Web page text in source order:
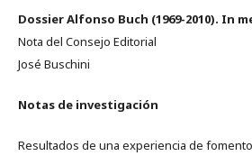
Dossier Alfonso Buch (1969-2010). In
Nota del Consejo Editorial
José Buschini
Notas de investigación
Resultados de una experiencia de